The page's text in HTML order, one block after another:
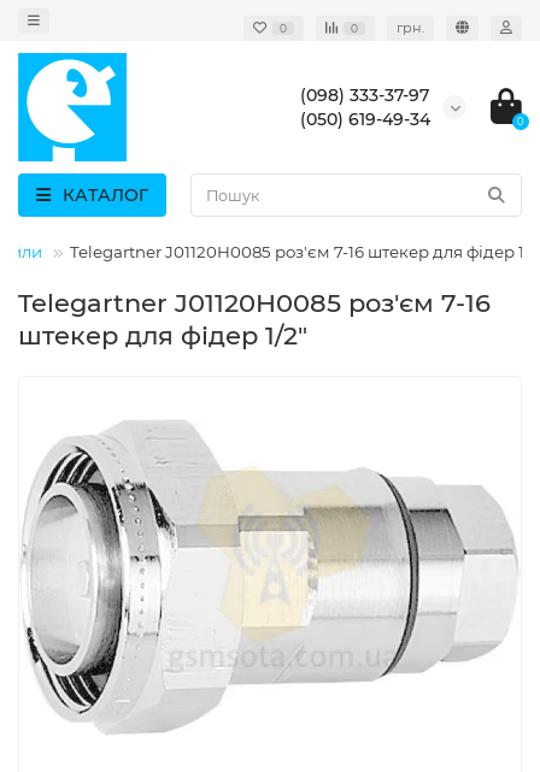
0 0 грн.
(098) 333-37-97
(050) 619-49-34
0
КАТАЛОГ
Telegartner J01120H0085 роз'єм 7-16 штекер для фідер 1/
Telegartner J01120H0085 роз'єм 7-16
штекер для фідер 1/2"